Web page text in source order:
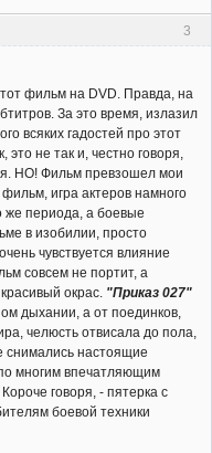
3
фильм на DVD. Правда, на
За это время, излазил
всяких гадостей про этот
не так и, честно говоря,
НО! Фильм превзошел мои
игра актеров намного
же периода, а боевые
в изобилии, просто
чувствуется влияние
совсем не портит, а
окрас. "Приказ 027"
дыхании, а от поединков,
челюсть отвисала до пола,
снимались настоящие
многим впечатляющим
говоря, - пятерка с
боевой техники